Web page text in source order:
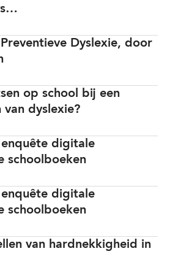
Dyslexie, door
op school bij een
van dyslexie?
enquête digitale
schoolboeken
enquête digitale
schoolboeken
van hardnekkigheid in